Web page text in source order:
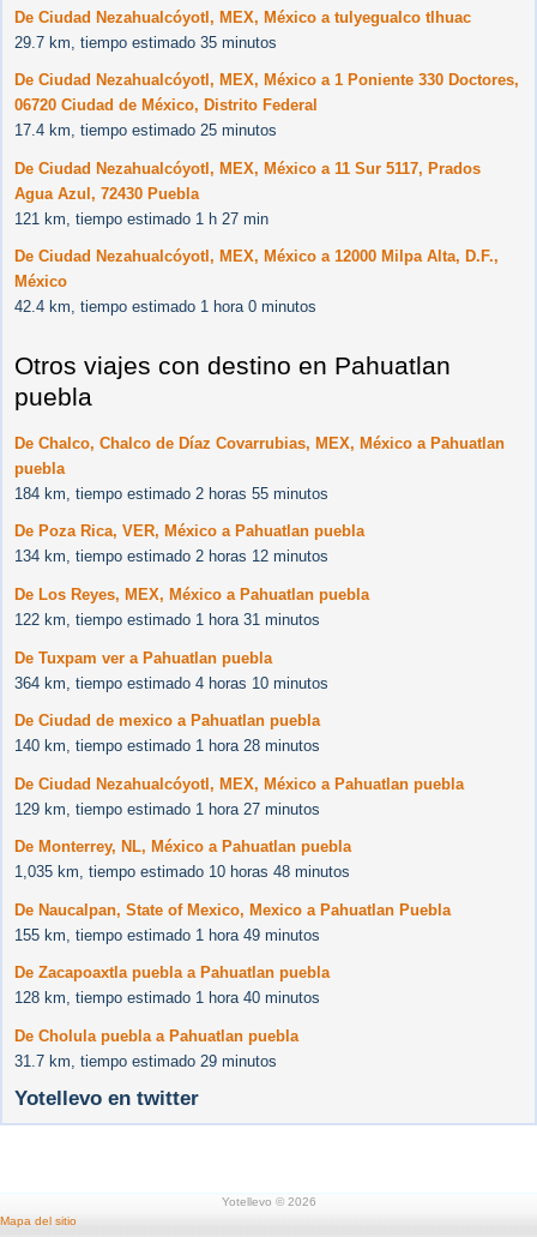
De Ciudad Nezahualcóyotl, MEX, México a tulyegualco tlhuac
29.7 km, tiempo estimado 35 minutos
De Ciudad Nezahualcóyotl, MEX, México a 1 Poniente 330 Doctores,
06720 Ciudad de México, Distrito Federal
17.4 km, tiempo estimado 25 minutos
De Ciudad Nezahualcóyotl, MEX, México a 11 Sur 5117, Prados
Agua Azul, 72430 Puebla
121 km, tiempo estimado 1 h 27 min
De Ciudad Nezahualcóyotl, MEX, México a 12000 Milpa Alta, D.F.,
México
42.4 km, tiempo estimado 1 hora 0 minutos
Otros viajes con destino en Pahuatlan
puebla
De Chalco, Chalco de Díaz Covarrubias, MEX, México a Pahuatlan
puebla
184 km, tiempo estimado 2 horas 55 minutos
De Poza Rica, VER, México a Pahuatlan puebla
134 km, tiempo estimado 2 horas 12 minutos
De Los Reyes, MEX, México a Pahuatlan puebla
122 km, tiempo estimado 1 hora 31 minutos
De Tuxpam ver a Pahuatlan puebla
364 km, tiempo estimado 4 horas 10 minutos
De Ciudad de mexico a Pahuatlan puebla
140 km, tiempo estimado 1 hora 28 minutos
De Ciudad Nezahualcóyotl, MEX, México a Pahuatlan puebla
129 km, tiempo estimado 1 hora 27 minutos
De Monterrey, NL, México a Pahuatlan puebla
1,035 km, tiempo estimado 10 horas 48 minutos
De Naucalpan, State of Mexico, Mexico a Pahuatlan Puebla
155 km, tiempo estimado 1 hora 49 minutos
De Zacapoaxtla puebla a Pahuatlan puebla
128 km, tiempo estimado 1 hora 40 minutos
De Cholula puebla a Pahuatlan puebla
31.7 km, tiempo estimado 29 minutos
Yotellevo en twitter
Yotellevo © 2026
Mapa del sitio